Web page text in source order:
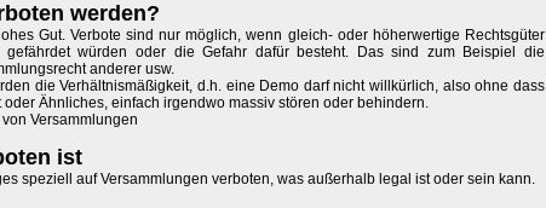
werden?
Gut. Verbote sind nur möglich, wenn gleich- oder höherwertige Rechtsgüter
würden oder die Gefahr dafür besteht. Das sind zum Beispiel die
anderer usw.
die Verhältnismäßigkeit, d.h. eine Demo darf nicht willkürlich, also ohne dass
Ähnliches, einfach irgendwo massiv stören oder behindern.
von Versammlungen
ist
speziell auf Versammlungen verboten, was außerhalb legal ist oder sein kann.